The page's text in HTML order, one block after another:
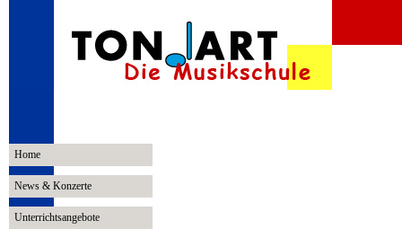
Home
News & Konzerte
Unterrichtsangebote